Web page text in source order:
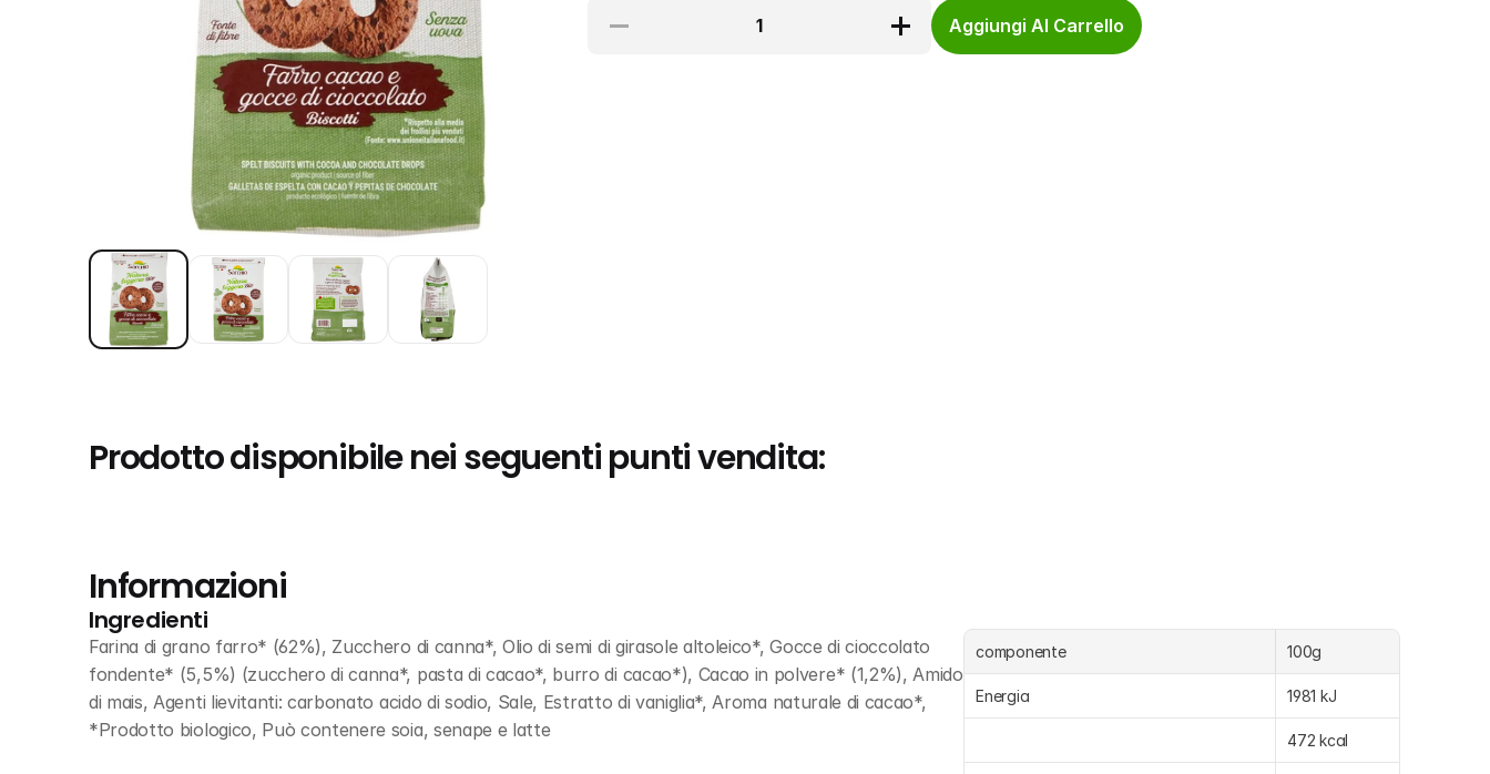
1
Aggiungi Al Carrello
Prodotto disponibile nei seguenti punti vendita:
Informazioni
Ingredienti
Farina di grano farro* (62%), Zucchero di canna*, Olio di semi di girasole altoleico*, Gocce di cioccolato
fondente* (5,5%) (zucchero di canna*, pasta di cacao*, burro di cacao*), Cacao in polvere* (1,2%), Amido
di mais, Agenti lievitanti: carbonato acido di sodio, Sale, Estratto di vaniglia*, Aroma naturale di cacao*,
*Prodotto biologico, Può contenere soia, senape e latte
componente 100g
Energia 1981 kJ
472 kcal